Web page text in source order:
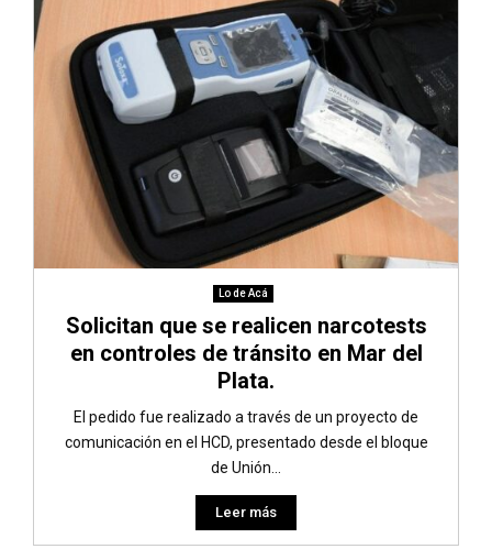
Lo de Acá
Solicitan que se realicen narcotests
en controles de tránsito en Mar del
Plata.
El pedido fue realizado a través de un proyecto de
comunicación en el HCD, presentado desde el bloque
de Unión...
Leer más